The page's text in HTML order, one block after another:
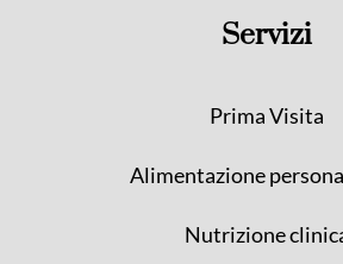
Servizi
Prima Visita
Alimentazione
Nutrizione